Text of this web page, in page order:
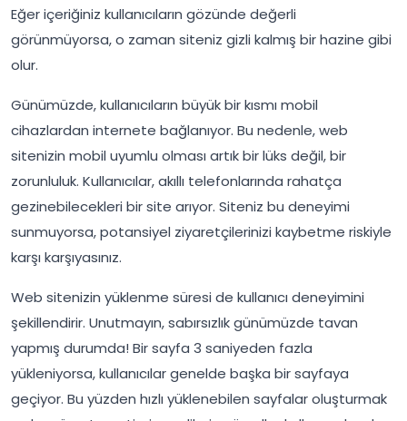
Eğer içeriğiniz kullanıcıların gözünde değerli
görünmüyorsa, o zaman siteniz gizli kalmış bir hazine gibi
olur.
Günümüzde, kullanıcıların büyük bir kısmı mobil
cihazlardan internete bağlanıyor. Bu nedenle, web
sitenizin mobil uyumlu olması artık bir lüks değil, bir
zorunluluk. Kullanıcılar, akıllı telefonlarında rahatça
gezinebilecekleri bir site arıyor. Siteniz bu deneyimi
sunmuyorsa, potansiyel ziyaretçilerinizi kaybetme riskiyle
karşı karşıyasınız.
Web sitenizin yüklenme süresi de kullanıcı deneyimini
şekillendirir. Unutmayın, sabırsızlık günümüzde tavan
yapmış durumda! Bir sayfa 3 saniyeden fazla
yükleniyorsa, kullanıcılar genelde başka bir sayfaya
geçiyor. Bu yüzden hızlı yüklenebilen sayfalar oluşturmak